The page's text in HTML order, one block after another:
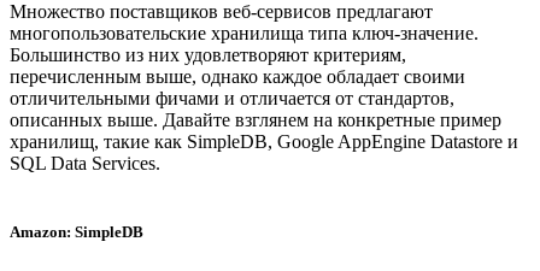
Множество поставщиков веб-сервисов предлагают
многопользовательские хранилища типа ключ-значение.
Большинство из них удовлетворяют критериям,
перечисленным выше, однако каждое обладает своими
отличительными фичами и отличается от стандартов,
описанных выше. Давайте взглянем на конкретные пример
хранилищ, такие как SimpleDB, Google AppEngine Datastore и
SQL Data Services.
Amazon: SimpleDB